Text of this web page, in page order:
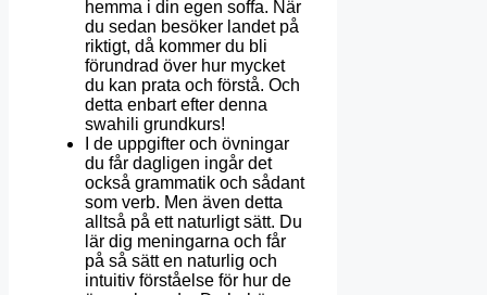
hemma i din egen soffa. När
du sedan besöker landet på
riktigt, då kommer du bli
förundrad över hur mycket
du kan prata och förstå. Och
detta enbart efter denna
swahili grundkurs!
I de uppgifter och övningar
du får dagligen ingår det
också grammatik och sådant
som verb. Men även detta
alltså på ett naturligt sätt. Du
lär dig meningarna och får
på så sätt en naturlig och
intuitiv förståelse för hur de